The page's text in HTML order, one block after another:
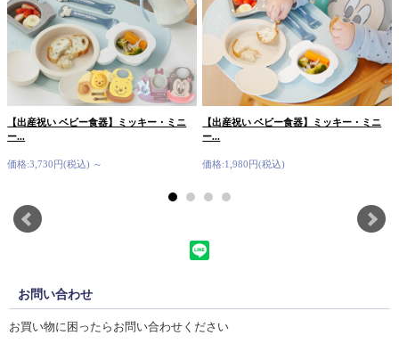
【出産祝い ベビー食器】ミッキー・ミニ
ー...
価格:3,730円(税込) ～
【出産祝い ベビー食器】ミッキー・ミニ
ー...
価格:1,980円(税込)
お問い合わせ
お買い物に困ったらお問い合わせください